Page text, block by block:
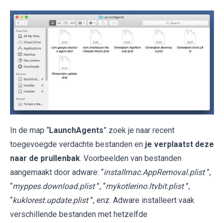
In de map “LaunchAgents” zoek je naar recent
toegevoegde verdachte bestanden en je verplaatst deze
naar de prullenbak. Voorbeelden van bestanden
aangemaakt door adware: “installmac.AppRemoval.plist ”,
“myppes.download.plist ”, “mykotlerino.ltvbit.plist ”,
“kuklorest.update.plist ”, enz. Adware installeert vaak
verschillende bestanden met hetzelfde